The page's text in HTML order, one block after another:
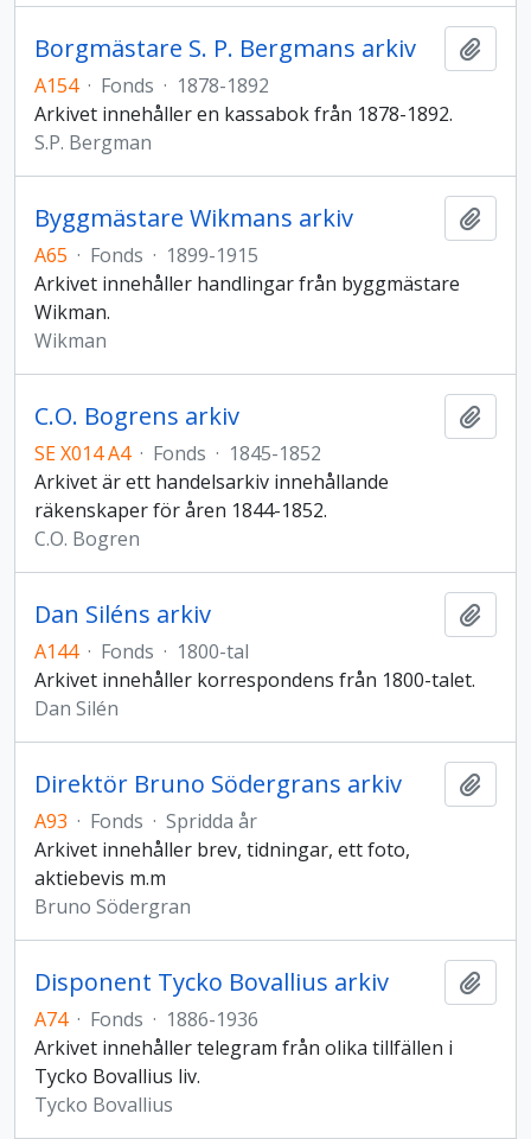
Borgmästare S. P. Bergmans arkiv
A154 · Fonds · 1878-1892
Arkivet innehåller en kassabok från 1878-1892.
S.P. Bergman
Byggmästare Wikmans arkiv
A65 · Fonds · 1899-1915
Arkivet innehåller handlingar från byggmästare
Wikman.
Wikman
C.O. Bogrens arkiv
SE X014 A4 · Fonds · 1845-1852
Arkivet är ett handelsarkiv innehållande
räkenskaper för åren 1844-1852.
C.O. Bogren
Dan Siléns arkiv
A144 · Fonds · 1800-tal
Arkivet innehåller korrespondens från 1800-talet.
Dan Silén
Direktör Bruno Södergrans arkiv
A93 · Fonds · Spridda år
Arkivet innehåller brev, tidningar, ett foto,
aktiebevis m.m
Bruno Södergran
Disponent Tycko Bovallius arkiv
A74 · Fonds · 1886-1936
Arkivet innehåller telegram från olika tillfällen i
Tycko Bovallius liv.
Tycko Bovallius